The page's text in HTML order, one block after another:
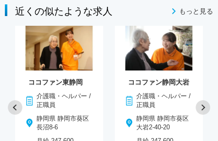
近くの似たような求人 もっと見る
ココファン東静岡
介護職・ヘルパー /
正職員
静岡県 静岡市葵区
長沼8-6
ココファン静岡大岩
介護職・ヘルパー /
正職員
静岡県 静岡市葵区
大岩2-40-20